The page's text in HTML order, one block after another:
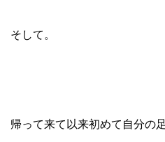
そして。
帰って来て以来初めて自分の